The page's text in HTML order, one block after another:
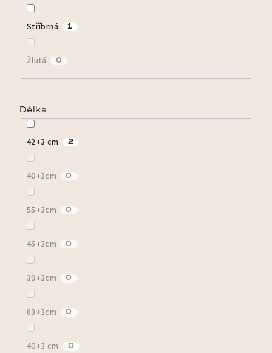
Stříbrná 1
Žlutá 0
Délka
42+3 cm 2
40+3cm 0
55+3cm 0
45+3cm 0
39+3cm 0
83+3cm 0
40+3 cm 0